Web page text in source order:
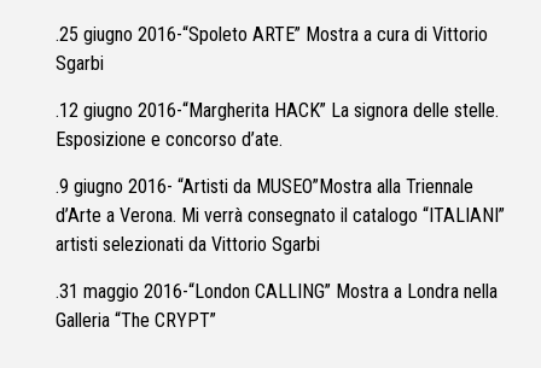
.25 giugno 2016-“Spoleto ARTE” Mostra a cura di Vittorio
Sgarbi
.12 giugno 2016-“Margherita HACK” La signora delle stelle.
Esposizione e concorso d’ate.
.9 giugno 2016- “Artisti da MUSEO”Mostra alla Triennale
d’Arte a Verona. Mi verrà consegnato il catalogo “ITALIANI”
artisti selezionati da Vittorio Sgarbi
.31 maggio 2016-“London CALLING” Mostra a Londra nella
Galleria “The CRYPT”